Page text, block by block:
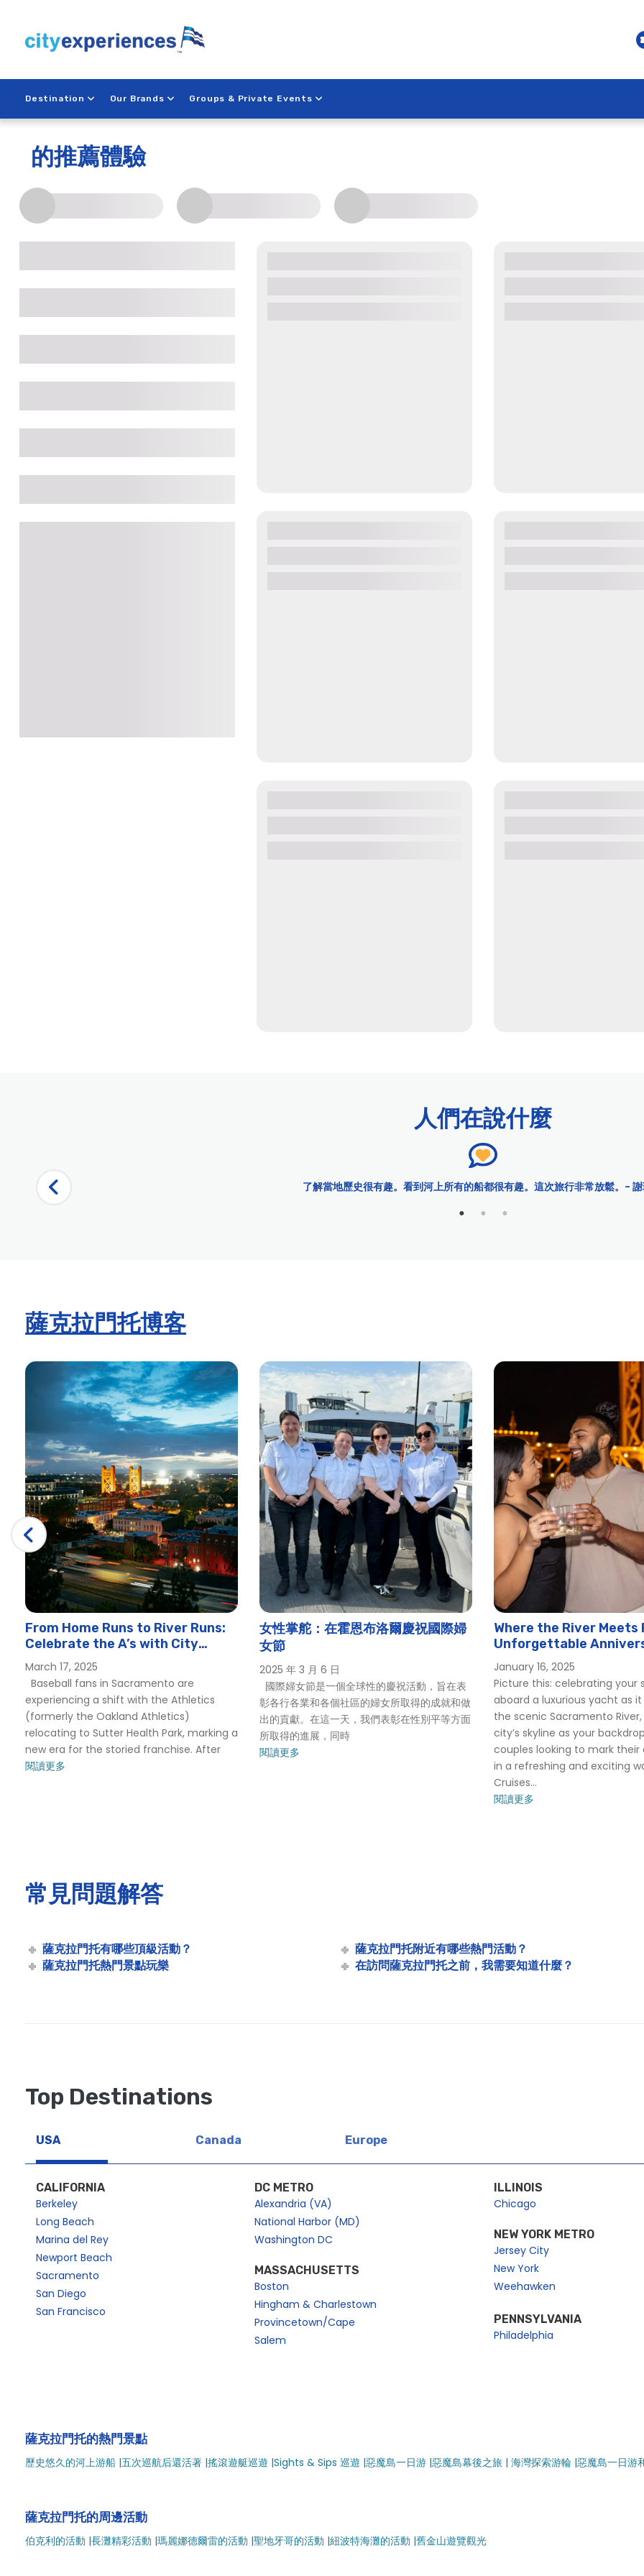
content
Destination Our Brands Groups & Private Events
Sacramento
的推薦體驗
五月五日節 （Cinco de Mayo Alive After Five Cruise） |城市游輪 ™
父親節觀光游輪 |城市游輪 ™
陣亡將士紀念日遊船 |城市游輪 ™
陣亡將士紀念日景點和啜飲遊船
陣亡將士紀念日景點和啜飲遊船 |城市游輪 ™
母親節景點和啜飲游輪 |城市游輪 ™
五歲後的母親節還活著
薩克拉門托的搖滾遊艇雞尾酒巡遊 |城市游輪 ™
薩克拉門托在五次巡航后還活著 |城市游輪 ™
薩克拉門托五月五日遊船 |城市游輪 ™
薩克拉門托市艦隊
國會大廈霍恩布洛爾
薩克拉門托企業活動
Sacramento Easter River Cruises | City Cruises
薩克拉門托集團活動
Sacramento Holiday Cruise
薩克拉門托假日游輪
薩克拉門托假日游輪
薩克拉門托勞動節樂趣 |勞動節週末遊船 |城市游輪 ™
薩克拉門托母親節遊船 |城市游輪 ™
薩克拉門托新年前夜景點巡遊 |城市游輪 ™
薩克拉門托幽靈萬聖節河遊船 |城市體驗
薩克拉門托聖派翠克日遊船 |2020 聖派翠克節 |城市體驗
薩克拉門托的景點和啜飲遊船（所有年齡段） |城市游輪 ™
Spooky Rock the Yacht Cruise in Sacramento
薩克拉門托的情人節
人們在說什麼
了解當地歷史很有趣。看到河上所有的船都很有趣。這次旅行非常放鬆。-
薩克拉門托博客
From Home Runs to River Runs:
Celebrate the A’s with City
Cruises Sacramento
March 17, 2025
Baseball fans in Sacramento are
experiencing a shift with the Athletics
(formerly the Oakland Athletics)
relocating to Sutter Health Park, marking a
new era for the storied franchise. After
閱讀更多
女性掌舵：在霍恩布洛爾慶祝國際婦
女節
2025 年 3 月 6 日
國際婦女節是一個全球性的慶祝活動，旨在表
彰各行各業和各個社區的婦女所取得的成就和做
出的貢獻。在這一天，我們表彰在性別平等方面
所取得的進展，同時
閱讀更多
Where the River Meets
Unforgettable
Celebrations in
(2025)
January 16, 2025
Picture this: celebrating your
aboard a luxurious yacht as
the scenic Sacramento
city’s skyline as your
couples looking to mark their
in a refreshing and exciting
Cruises...
閱讀更多
常見問題解答
薩克拉門托有哪些頂級活動？
薩克拉門托熱門景點玩樂
薩克拉門托附近有哪些熱門活動？
在訪問薩克拉門托之前，我需要知道什麼？
Top Destinations
USA Canada Europe
CALIFORNIA
Berkeley
Long Beach
Marina del Rey
Newport Beach
Sacramento
San Diego
San Francisco
DC METRO
Alexandria (VA)
National Harbor (MD)
Washington DC
MASSACHUSETTS
Boston
Hingham & Charlestown
Provincetown/Cape
Salem
ILLINOIS
Chicago
NEW YORK METRO
Jersey City
New York
Weehawken
PENNSYLVANIA
Philadelphia
薩克拉門托的熱門景點
歷史悠久的河上游船 |五次巡航后還活著 |搖滾遊艇巡遊 |Sights & Sips 巡遊 |惡魔島一日游 |惡魔島幕後之旅 | 海灣探索游輪 |惡魔島一日游
薩克拉門托的周邊活動
伯克利的活動 |長灘精彩活動 |瑪麗娜德爾雷的活動 |聖地牙哥的活動 |紐波特海灘的活動 |舊金山遊覽觀光